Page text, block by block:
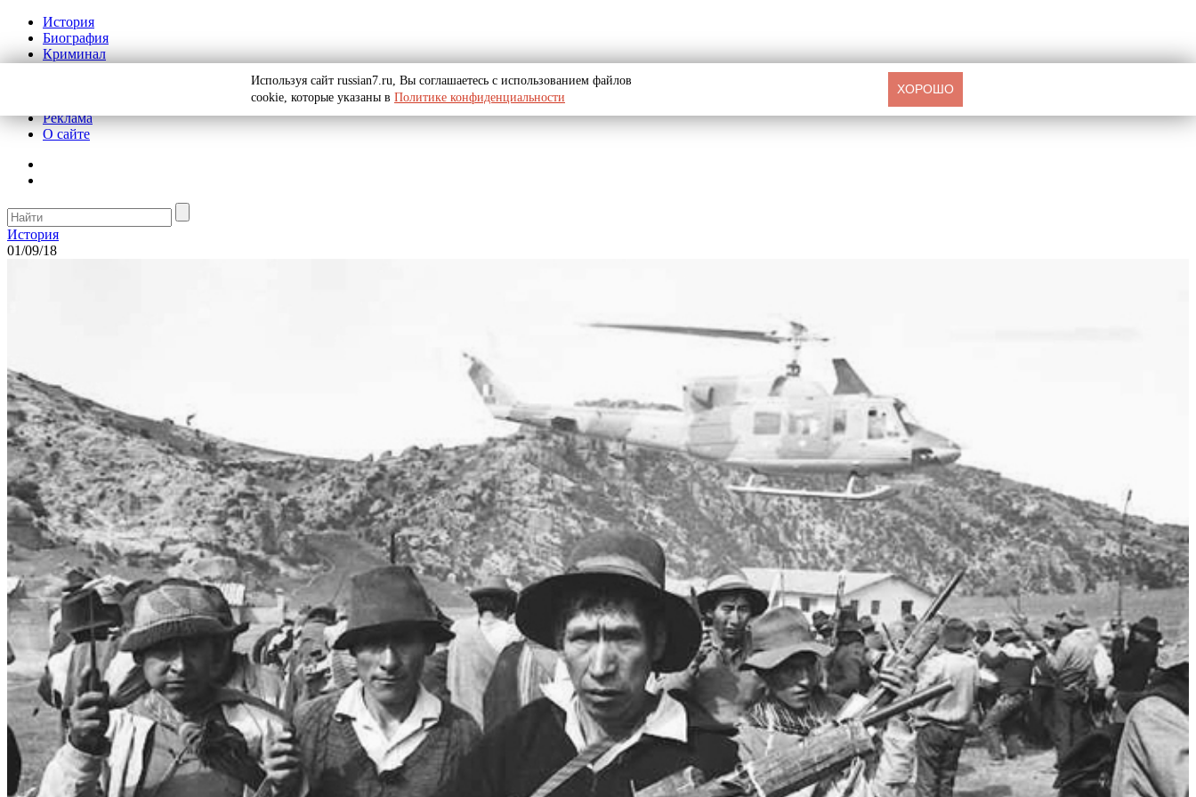
История
Биография
Криминал
Реклама
О сайте
История
01/09/18
Используя сайт russian7.ru, Вы соглашаетесь с использованием файлов
cookie, которые указаны в Политике конфиденциальности
ХОРОШО